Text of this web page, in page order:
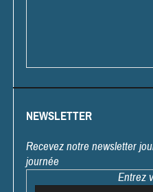
NEWSLETTER
Recevez notre newsletter
journée
Entrez